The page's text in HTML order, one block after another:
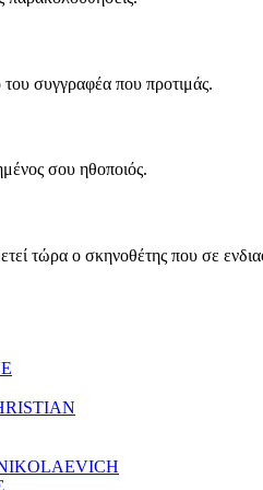
συγγραφέα που προτιμάς.
σου ηθοποιός.
τώρα ο σκηνοθέτης που σε